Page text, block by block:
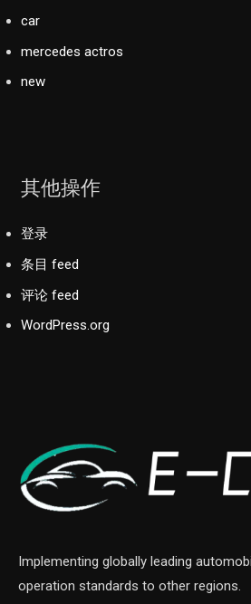
car
mercedes actros
new
其他操作
登录
条目 feed
评论 feed
WordPress.org
Implementing globally leading
operation standards to other regions.